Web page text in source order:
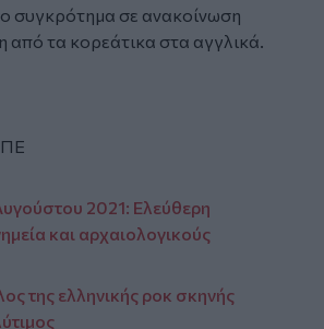
συγκρότημα σε ανακοίνωση
από τα κορεάτικα στα αγγλικά.
2021: Ελεύθερη
και αρχαιολογικούς
της ελληνικής ροκ σκηνής